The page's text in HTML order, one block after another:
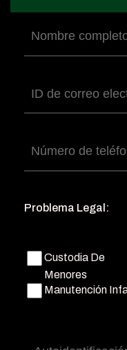
Nombre
completo
Correo
electrónico
Número
de
Problema Legal:
Custodia De
Menores
Manutención